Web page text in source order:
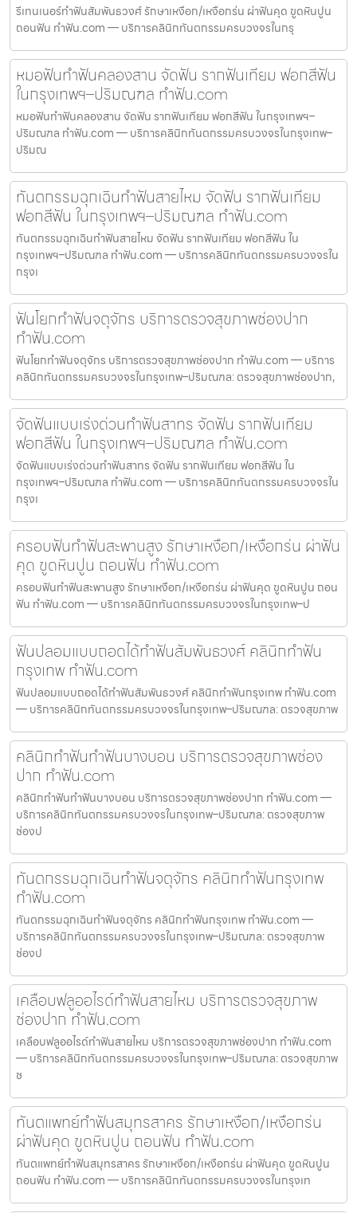
รีเทนเนอร์ทำฟันสัมพันธวงศ์ รักษาเหงือก/เหงือกร่น ผ่าฟันคุด ขูดหินปูน
ถอนฟัน ทำฟัน.com — บริการคลินิกทันตกรรมครบวงจรในกรุ
หมอฟันทำฟันคลองสาน จัดฟัน รากฟันเทียม ฟอกสีฟัน
ในกรุงเทพฯ–ปริมณฑล ทำฟัน.com
หมอฟันทำฟันคลองสาน จัดฟัน รากฟันเทียม ฟอกสีฟัน ในกรุงเทพฯ–
ปริมณฑล ทำฟัน.com — บริการคลินิกทันตกรรมครบวงจรในกรุงเทพ–
ปริมณ
ทันตกรรมฉุกเฉินทำฟันสายไหม จัดฟัน รากฟันเทียม
ฟอกสีฟัน ในกรุงเทพฯ–ปริมณฑล ทำฟัน.com
ทันตกรรมฉุกเฉินทำฟันสายไหม จัดฟัน รากฟันเทียม ฟอกสีฟัน ใน
กรุงเทพฯ–ปริมณฑล ทำฟัน.com — บริการคลินิกทันตกรรมครบวงจรใน
กรุงเ
ฟันโยกทำฟันจตุจักร บริการตรวจสุขภาพช่องปาก
ทำฟัน.com
ฟันโยกทำฟันจตุจักร บริการตรวจสุขภาพช่องปาก ทำฟัน.com — บริการ
คลินิกทันตกรรมครบวงจรในกรุงเทพ–ปริมณฑล: ตรวจสุขภาพช่องปาก,
จัดฟันแบบเร่งด่วนทำฟันสาทร จัดฟัน รากฟันเทียม
ฟอกสีฟัน ในกรุงเทพฯ–ปริมณฑล ทำฟัน.com
จัดฟันแบบเร่งด่วนทำฟันสาทร จัดฟัน รากฟันเทียม ฟอกสีฟัน ใน
กรุงเทพฯ–ปริมณฑล ทำฟัน.com — บริการคลินิกทันตกรรมครบวงจรใน
กรุงเ
ครอบฟันทำฟันสะพานสูง รักษาเหงือก/เหงือกร่น ผ่าฟัน
คุด ขูดหินปูน ถอนฟัน ทำฟัน.com
ครอบฟันทำฟันสะพานสูง รักษาเหงือก/เหงือกร่น ผ่าฟันคุด ขูดหินปูน ถอน
ฟัน ทำฟัน.com — บริการคลินิกทันตกรรมครบวงจรในกรุงเทพ–ป
ฟันปลอมแบบถอดได้ทำฟันสัมพันธวงศ์ คลินิกทำฟัน
กรุงเทพ ทำฟัน.com
ฟันปลอมแบบถอดได้ทำฟันสัมพันธวงศ์ คลินิกทำฟันกรุงเทพ ทำฟัน.com
— บริการคลินิกทันตกรรมครบวงจรในกรุงเทพ–ปริมณฑล: ตรวจสุขภาพ
คลินิกทำฟันทำฟันบางบอน บริการตรวจสุขภาพช่อง
ปาก ทำฟัน.com
คลินิกทำฟันทำฟันบางบอน บริการตรวจสุขภาพช่องปาก ทำฟัน.com —
บริการคลินิกทันตกรรมครบวงจรในกรุงเทพ–ปริมณฑล: ตรวจสุขภาพ
ช่องป
ทันตกรรมฉุกเฉินทำฟันจตุจักร คลินิกทำฟันกรุงเทพ
ทำฟัน.com
ทันตกรรมฉุกเฉินทำฟันจตุจักร คลินิกทำฟันกรุงเทพ ทำฟัน.com —
บริการคลินิกทันตกรรมครบวงจรในกรุงเทพ–ปริมณฑล: ตรวจสุขภาพ
ช่องป
เคลือบฟลูออไรด์ทำฟันสายไหม บริการตรวจสุขภาพ
ช่องปาก ทำฟัน.com
เคลือบฟลูออไรด์ทำฟันสายไหม บริการตรวจสุขภาพช่องปาก ทำฟัน.com
— บริการคลินิกทันตกรรมครบวงจรในกรุงเทพ–ปริมณฑล: ตรวจสุขภาพ
ช
ทันตแพทย์ทำฟันสมุทรสาคร รักษาเหงือก/เหงือกร่น
ผ่าฟันคุด ขูดหินปูน ถอนฟัน ทำฟัน.com
ทันตแพทย์ทำฟันสมุทรสาคร รักษาเหงือก/เหงือกร่น ผ่าฟันคุด ขูดหินปูน
ถอนฟัน ทำฟัน.com — บริการคลินิกทันตกรรมครบวงจรในกรุงเท